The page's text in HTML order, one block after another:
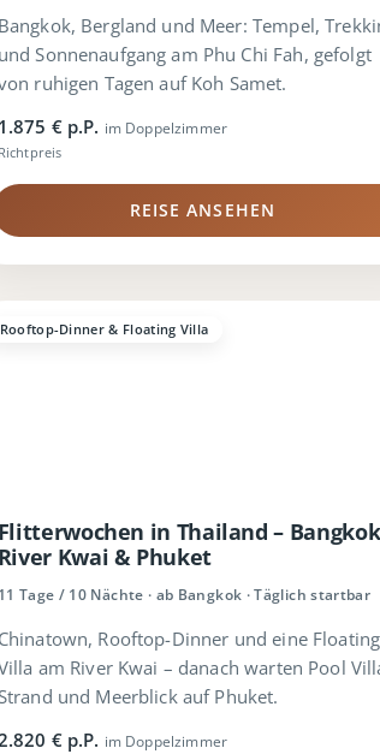
Bangkok, Bergland und Meer: Tempel,
und Sonnenaufgang am Phu Chi Fah, gefolgt
ruhigen Tagen auf Koh Samet.
1.875 € p.P. im Doppelzimmer
Richtpreis
REISE ANSEHEN
Rooftop-Dinner & Floating Villa
Flitterwochen in Thailand –
River Kwai & Phuket
11 Tage / 10 Nächte · ab Bangkok · Täglich startbar
Chinatown, Rooftop-Dinner und eine Floating
am River Kwai – danach warten Pool
und Meerblick auf Phuket.
€ p.P. im Doppelzimmer